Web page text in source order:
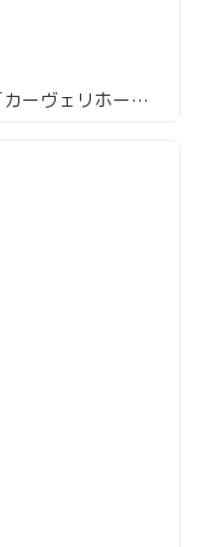
六本木、気軽に入れるインドカレー「カーヴェリホームキッチン」